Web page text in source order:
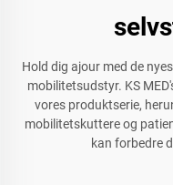
Hold dig ajour med de
mobilitetsudstyr. KS
vores produktserie,
mobilitetskuttere og
kan forbedre